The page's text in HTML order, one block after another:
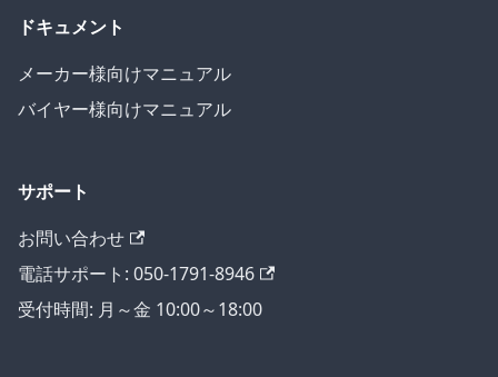
ドキュメント
メーカー様向けマニュアル
バイヤー様向けマニュアル
サポート
お問い合わせ
電話サポート: 050-1791-8946
受付時間: 月～金 10:00～18:00